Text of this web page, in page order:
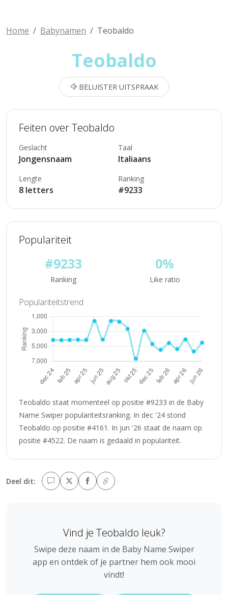
Home Babynamen Teobaldo
Teobaldo
BELUISTER UITSPRAAK
Feiten over Teobaldo
Geslacht
Jongensnaam
Taal
Italiaans
Lengte
8 letters
Ranking
#9233
Populariteit
#9233
Ranking
0%
Like ratio
Populariteitstrend
Teobaldo staat momenteel op positie #9233 in de Baby
Name Swiper populariteitsranking. In dec '24 stond
Teobaldo op positie #4161. In jun '26 staat de naam op
positie #4522. De naam is gedaald in populariteit.
Deel dit:
Vind je Teobaldo leuk?
Swipe deze naam in de Baby Name Swiper
app en ontdek of je partner hem ook mooi
vindt!